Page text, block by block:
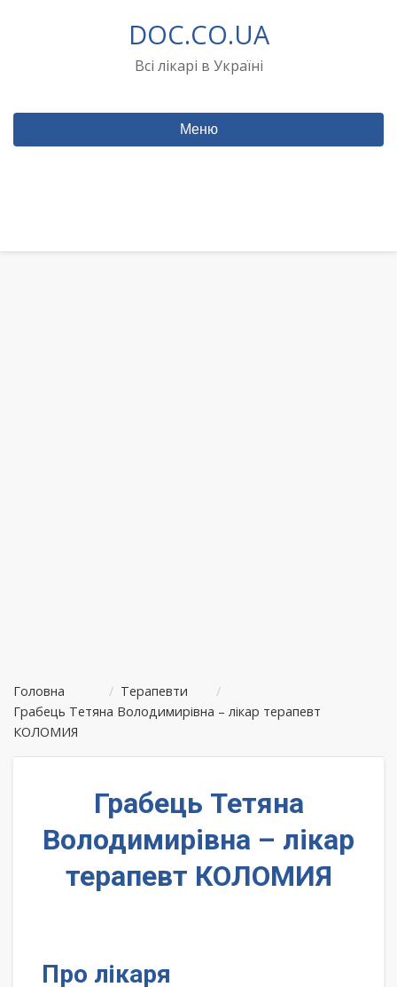
DOC.CO.UA
Всі лікарі в Україні
Меню
Головна / Терапевти
/
Грабець Тетяна Володимирівна – лікар терапевт
КОЛОМИЯ
Грабець Тетяна
Володимирівна – лікар
терапевт КОЛОМИЯ
Про лікаря